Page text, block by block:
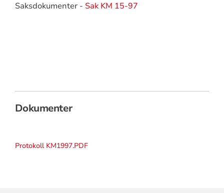
Saksdokumenter - Sak KM 15-97
Dokumenter
Protokoll KM1997.PDF